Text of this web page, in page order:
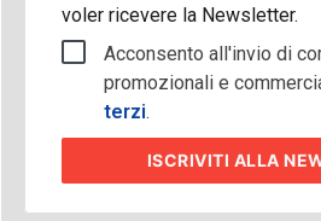
voler ricevere la Newsletter.
Acconsento all'invio di
promozionali e
terzi.
ISCRIVITI ALLA